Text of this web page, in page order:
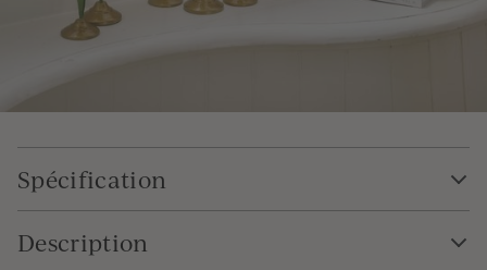
Spécification
Description